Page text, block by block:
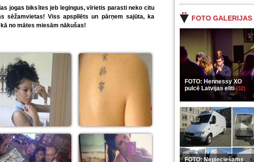
FOTO GALERIJAS
FOTO: Hennessy XO
pulcē Latvijas eliti(32)
FOTO: Nepieciešams
jogas biksītes jeb legingus, vīrietis parasti neko citu
sēžamvietas! Viss apspīlēts un pārņem sajūta, ka
no mātes miesām nākušas!